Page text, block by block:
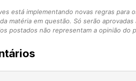
está implementando novas regras
matéria em questão. Só serão
postados não representam a opinião do